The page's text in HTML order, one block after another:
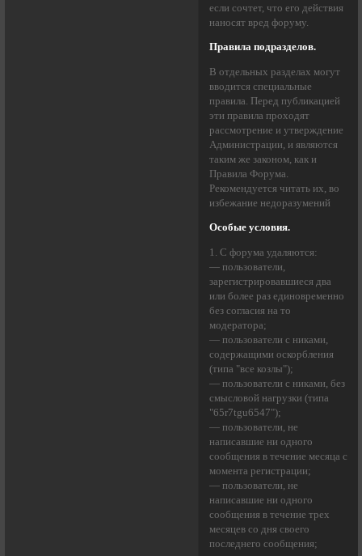
если сочтет, что его действия
наносят вред форуму.
Правила подразделов.
В отдельных разделах могут
вводится специальные
правила. Перед публикацией
эти правила проходят
рассмотрение и утверждение
Администрации, и являются
таким же законом, как и
Правила Форума.
Рекомендуется читать их, во
избежание недоразумений
Особые условия.
1. С форума удаляются:
— пользователи,
зарегистрировавшиеся два
или более раз единовременно
без согласия на то
модератора;
— пользователи с никами,
содержащими оскорбления
(типа "все козлы");
— пользователи с никами, без
смысловой нагрузки (типа
"65r7tgu6547");
— пользователи, не
написавшие ни одного
сообщения в течение месяца с
момента регистрации;
— пользователи, не
написавшие ни одного
сообщения в течение трех
месяцев со дня своего
последнего сообщения;